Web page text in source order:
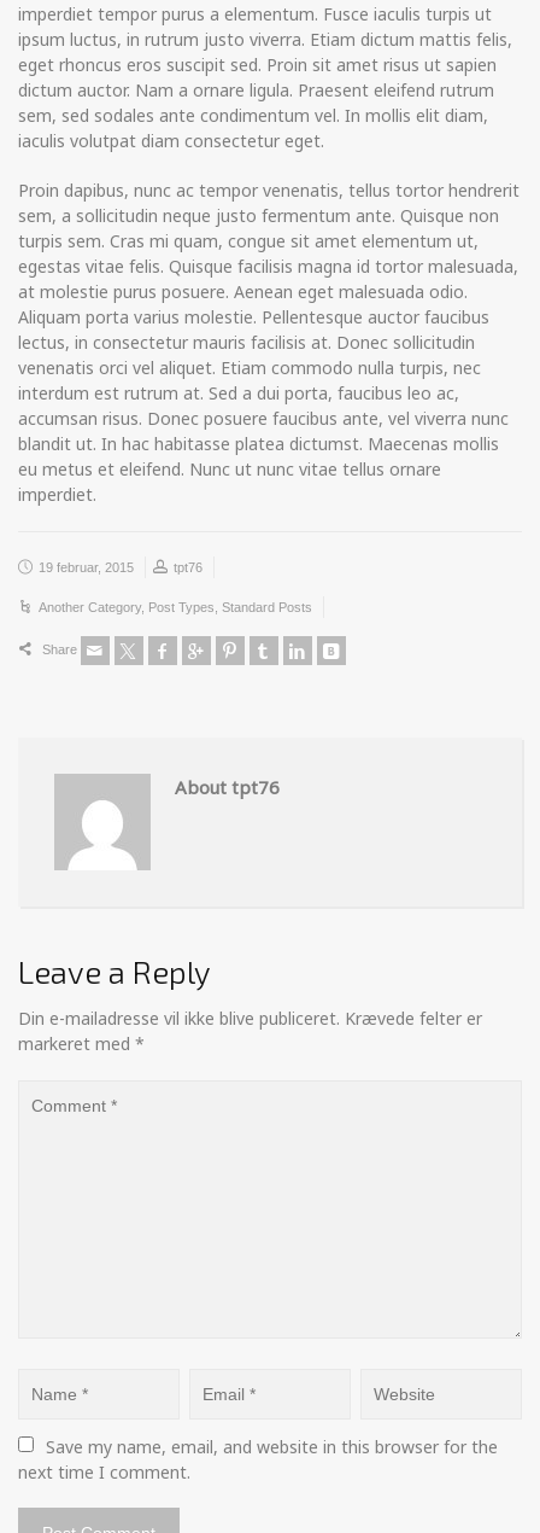
imperdiet tempor purus a elementum. Fusce iaculis turpis ut
ipsum luctus, in rutrum justo viverra. Etiam dictum mattis felis,
eget rhoncus eros suscipit sed. Proin sit amet risus ut sapien
dictum auctor. Nam a ornare ligula. Praesent eleifend rutrum
sem, sed sodales ante condimentum vel. In mollis elit diam,
iaculis volutpat diam consectetur eget.
Proin dapibus, nunc ac tempor venenatis, tellus tortor hendrerit
sem, a sollicitudin neque justo fermentum ante. Quisque non
turpis sem. Cras mi quam, congue sit amet elementum ut,
egestas vitae felis. Quisque facilisis magna id tortor malesuada,
at molestie purus posuere. Aenean eget malesuada odio.
Aliquam porta varius molestie. Pellentesque auctor faucibus
lectus, in consectetur mauris facilisis at. Donec sollicitudin
venenatis orci vel aliquet. Etiam commodo nulla turpis, nec
interdum est rutrum at. Sed a dui porta, faucibus leo ac,
accumsan risus. Donec posuere faucibus ante, vel viverra nunc
blandit ut. In hac habitasse platea dictumst. Maecenas mollis
eu metus et eleifend. Nunc ut nunc vitae tellus ornare
imperdiet.
19 februar, 2015 tpt76
Another Category, Post Types Standard Posts
Share
About tpt76
Leave a Reply
Din e-mailadresse vil ikke blive publiceret. Krævede felter er
markeret med *
Save my name, email, and website in this browser for the
next time I comment.